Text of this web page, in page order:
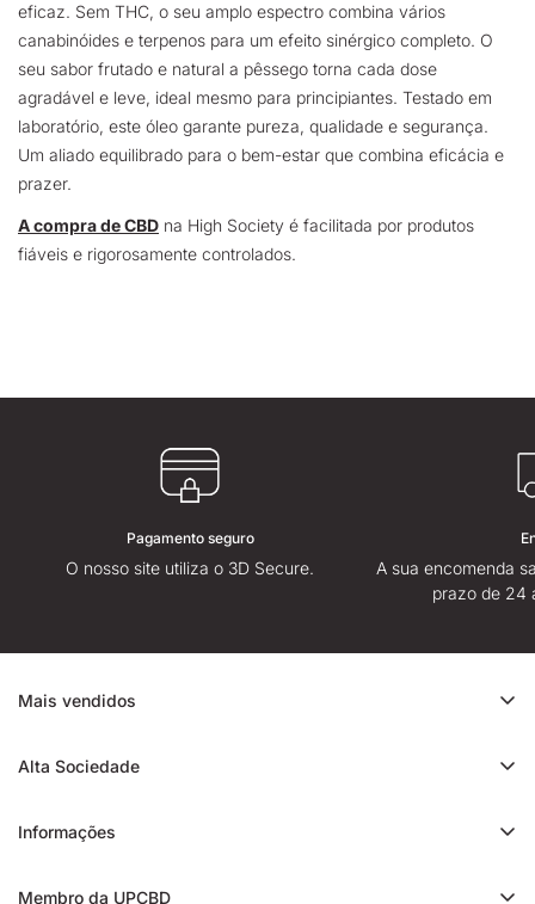
eficaz. Sem THC, o seu amplo espectro combina vários
canabinóides e terpenos para um efeito sinérgico completo. O
seu sabor frutado e natural a pêssego torna cada dose
agradável e leve, ideal mesmo para principiantes. Testado em
laboratório, este óleo garante pureza, qualidade e segurança.
Um aliado equilibrado para o bem-estar que combina eficácia e
prazer.
A compra de CBD na High Society é facilitada por produtos
fiáveis e rigorosamente controlados.
Pagamento seguro
O nosso site utiliza o 3D Secure.
A sua encomenda
prazo de 24
Mais vendidos
Cali CBD
Alta Sociedade
Avaliação da High Society
Informações
Membro da UPCBD